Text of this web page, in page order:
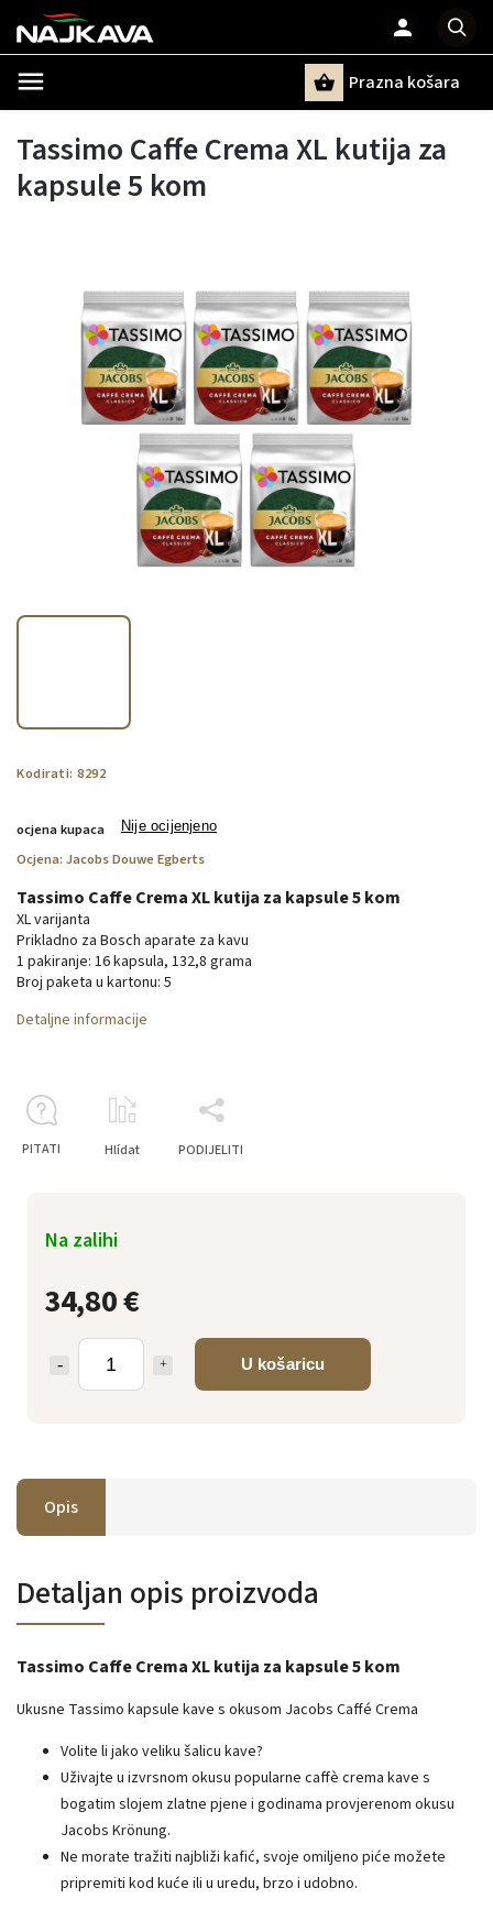
Prazna košara
Tassimo Caffe Crema XL kutija za
kapsule 5 kom
Kodirati: 8292
ocjena kupaca Nije ocijenjeno
Ocjena: Jacobs Douwe Egberts
34,80 €
U košaricu
Na zalihi
Tassimo Caffe Crema XL kutija za kapsule 5 kom
XL varijanta
Prikladno za Bosch aparate za kavu
1 pakiranje: 16 kapsula, 132,8 grama
Broj paketa u kartonu: 5
Detaljne informacije
PITATI Hlídat PODIJELITI
Opis
Detaljan opis proizvoda
Tassimo Caffe Crema XL kutija za kapsule 5 kom
Ukusne Tassimo kapsule kave s okusom Jacobs Caffé Crema
Volite li jako veliku šalicu kave?
Uživajte u izvrsnom okusu popularne caffè crema kave s
bogatim slojem zlatne pjene i godinama provjerenom okusu
Jacobs Krönung.
Ne morate tražiti najbliži kafić, svoje omiljeno piće možete
pripremiti kod kuće ili u uredu, brzo i udobno.